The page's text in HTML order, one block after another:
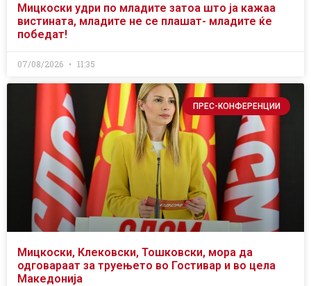
Мицкоски удри по младите затоа што ја кажаа
вистината, младите не се плашат- младите ќе
победат!
07/08/2026 11:35
ПРЕС-КОНФЕРЕНЦИИ
Мицкоски, Клековски, Тошковски, мора да
одговараат за труењето во Гостивар и во цела
Македонија